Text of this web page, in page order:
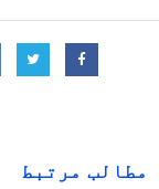
مطالب مرتبط